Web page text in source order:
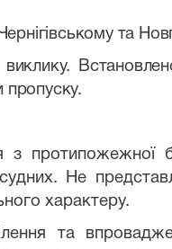
та
пропуску.
протипожежної
Не
характеру.
та